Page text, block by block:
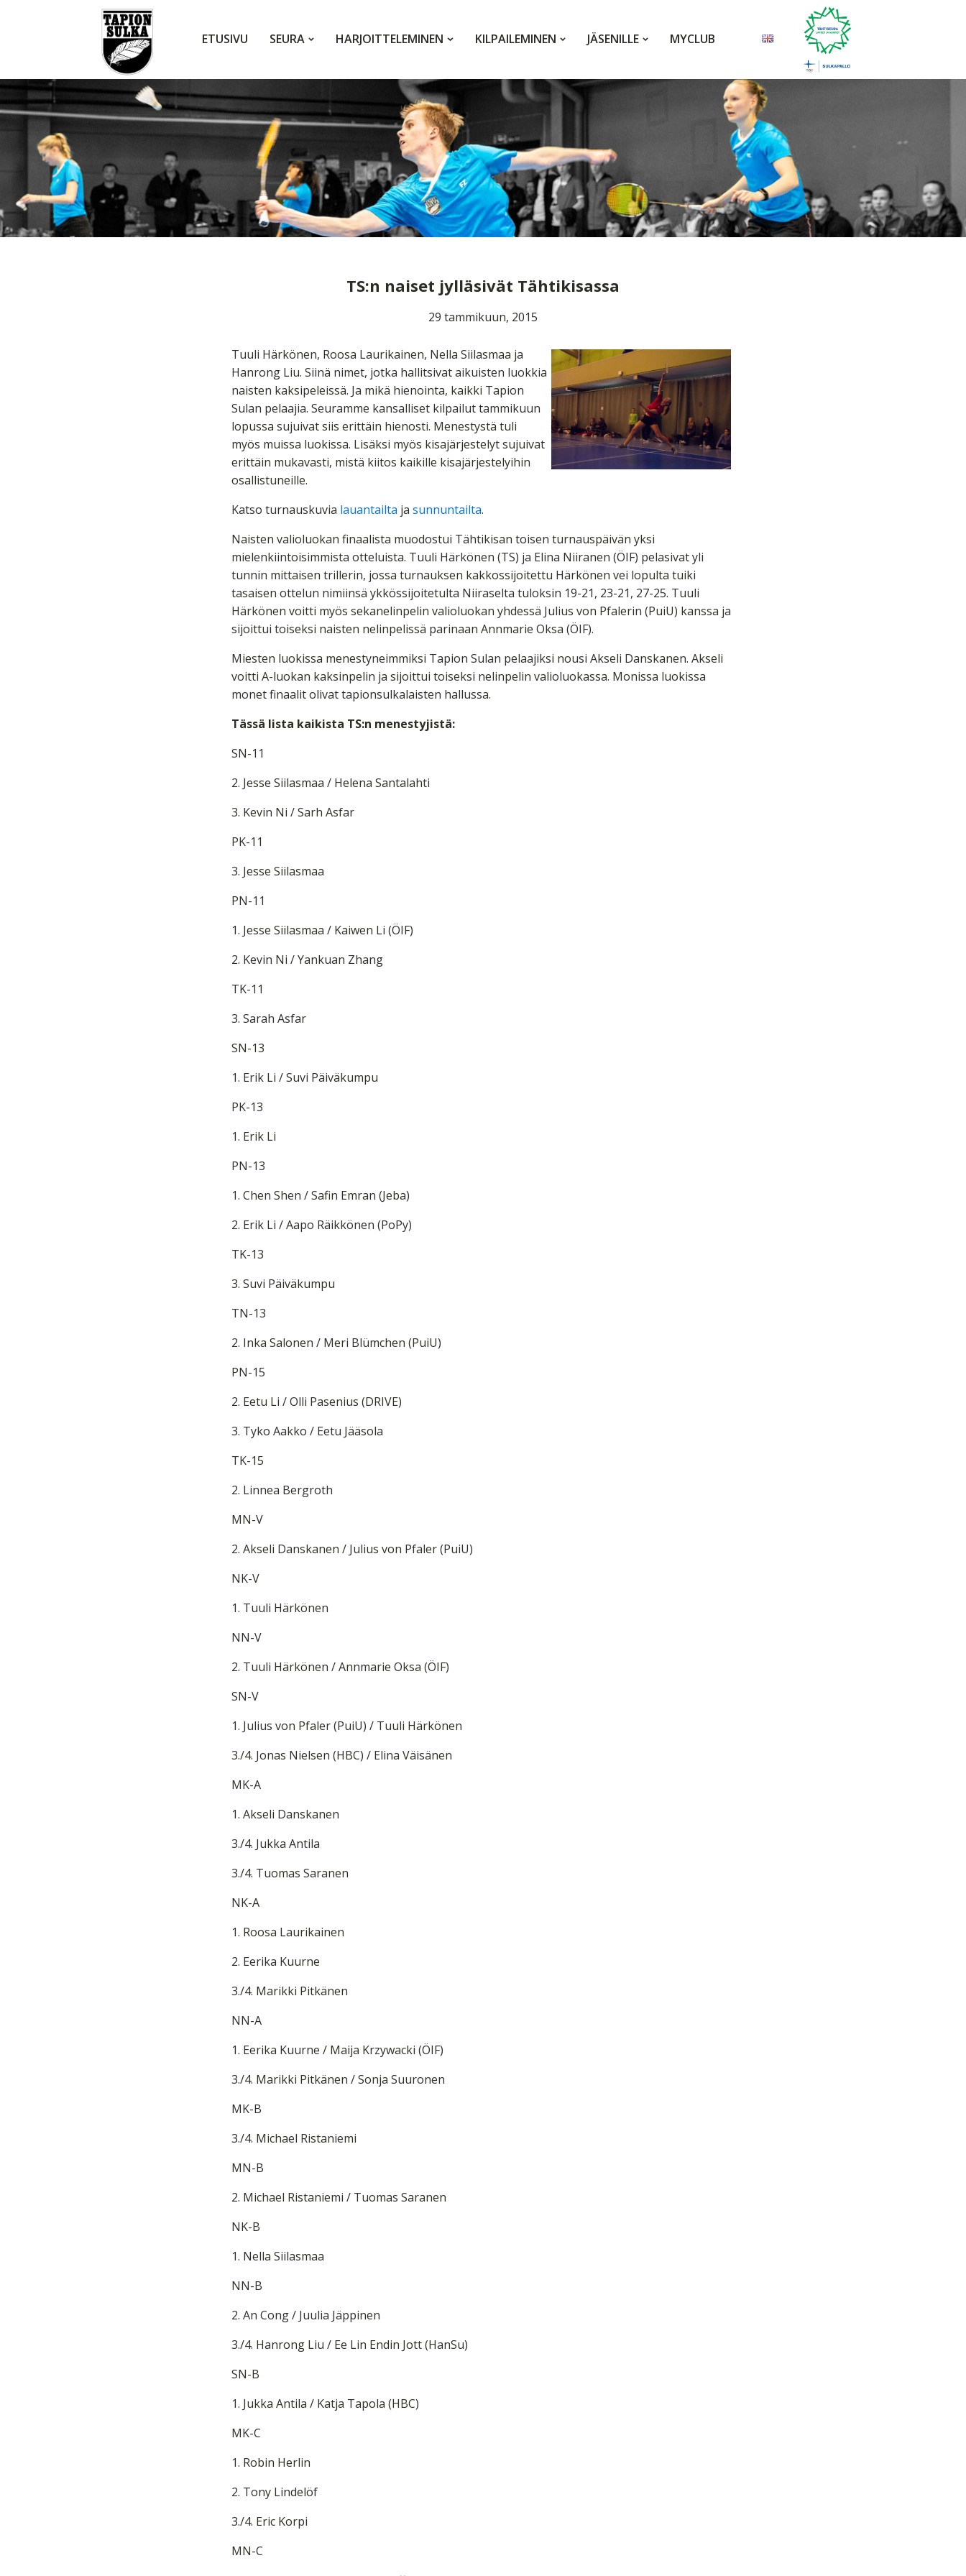
ETUSIVU SEURA HARJOITTELEMINEN KILPAILEMINEN JÄSENILLE MYCLUB
TS:n naiset jylläsivät Tähtikisassa
29 tammikuun, 2015
Tuuli Härkönen, Roosa Laurikainen, Nella Siilasmaa ja
Hanrong Liu. Siinä nimet, jotka hallitsivat aikuisten luokkia
naisten kaksipeleissä. Ja mikä hienointa, kaikki Tapion
Sulan pelaajia. Seuramme kansalliset kilpailut tammikuun
lopussa sujuivat siis erittäin hienosti. Menestystä tuli
myös muissa luokissa. Lisäksi myös kisajärjestelyt sujuivat
erittäin mukavasti, mistä kiitos kaikille kisajärjestelyihin
osallistuneille.
Katso turnauskuvia lauantailta ja sunnuntailta.
Naisten valioluokan finaalista muodostui Tähtikisan toisen turnauspäivän yksi
mielenkiintoisimmista otteluista. Tuuli Härkönen (TS) ja Elina Niiranen (ÖIF) pelasivat yli
tunnin mittaisen trillerin, jossa turnauksen kakkossijoitettu Härkönen vei lopulta tuiki
tasaisen ottelun nimiinsä ykkössijoitetulta Niiraselta tuloksin 19-21, 23-21, 27-25. Tuuli
Härkönen voitti myös sekanelinpelin valioluokan yhdessä Julius von Pfalerin (PuiU) kanssa ja
sijoittui toiseksi naisten nelinpelissä parinaan Annmarie Oksa (ÖIF).
Miesten luokissa menestyneimmiksi Tapion Sulan pelaajiksi nousi Akseli Danskanen. Akseli
voitti A-luokan kaksinpelin ja sijoittui toiseksi nelinpelin valioluokassa. Monissa luokissa
monet finaalit olivat tapionsulkalaisten hallussa.
Tässä lista kaikista TS:n menestyjistä:
SN-11
2. Jesse Siilasmaa / Helena Santalahti
3. Kevin Ni / Sarh Asfar
PK-11
3. Jesse Siilasmaa
PN-11
1. Jesse Siilasmaa / Kaiwen Li (ÖIF)
2. Kevin Ni / Yankuan Zhang
TK-11
3. Sarah Asfar
SN-13
1. Erik Li / Suvi Päiväkumpu
PK-13
1. Erik Li
PN-13
1. Chen Shen / Safin Emran (Jeba)
2. Erik Li / Aapo Räikkönen (PoPy)
TK-13
3. Suvi Päiväkumpu
TN-13
2. Inka Salonen / Meri Blümchen (PuiU)
PN-15
2. Eetu Li / Olli Pasenius (DRIVE)
3. Tyko Aakko / Eetu Jääsola
TK-15
2. Linnea Bergroth
MN-V
2. Akseli Danskanen / Julius von Pfaler (PuiU)
NK-V
1. Tuuli Härkönen
NN-V
2. Tuuli Härkönen / Annmarie Oksa (ÖIF)
SN-V
1. Julius von Pfaler (PuiU) / Tuuli Härkönen
3./4. Jonas Nielsen (HBC) / Elina Väisänen
MK-A
1. Akseli Danskanen
3./4. Jukka Antila
3./4. Tuomas Saranen
NK-A
1. Roosa Laurikainen
2. Eerika Kuurne
3./4. Marikki Pitkänen
NN-A
1. Eerika Kuurne / Maija Krzywacki (ÖIF)
3./4. Marikki Pitkänen / Sonja Suuronen
MK-B
3./4. Michael Ristaniemi
MN-B
2. Michael Ristaniemi / Tuomas Saranen
NK-B
1. Nella Siilasmaa
NN-B
2. An Cong / Juulia Jäppinen
3./4. Hanrong Liu / Ee Lin Endin Jott (HanSu)
SN-B
1. Jukka Antila / Katja Tapola (HBC)
MK-C
1. Robin Herlin
2. Tony Lindelöf
3./4. Eric Korpi
MN-C